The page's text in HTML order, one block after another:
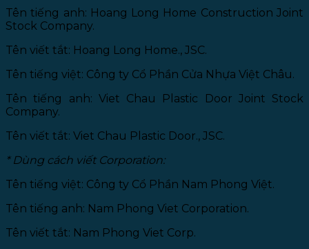
Tên tiếng anh: Hoang Long Home Construction Joint
Stock Company.
Tên viết tắt: Hoang Long Home., JSC.
Tên tiếng việt: Công ty Cổ Phần Cửa Nhựa Việt Châu.
Tên tiếng anh: Viet Chau Plastic Door Joint Stock
Company.
Tên viết tắt: Viet Chau Plastic Door., JSC.
* Dùng cách viết Corporation:
Tên tiếng việt: Công ty Cổ Phần Nam Phong Việt.
Tên tiếng anh: Nam Phong Viet Corporation.
Tên viết tắt: Nam Phong Viet Corp.